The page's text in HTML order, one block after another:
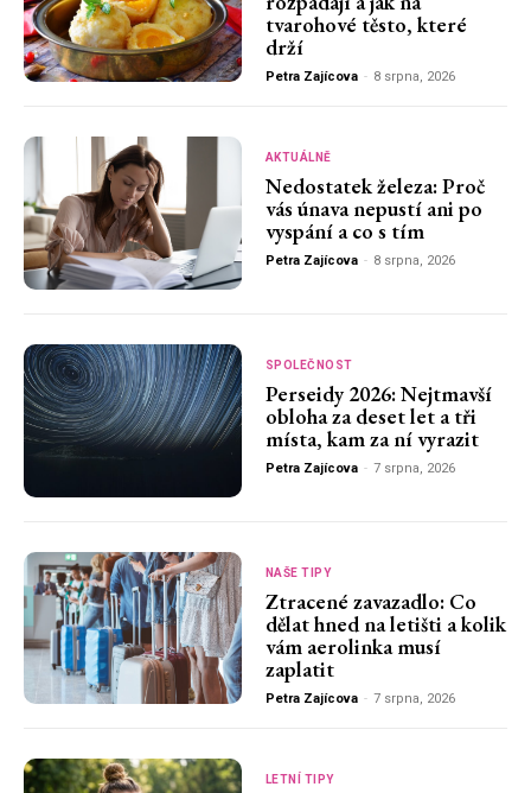
tvarohové těsto, které
drží
Petra Zajícova - 8 srpna, 2026
AKTUÁLNĚ
Nedostatek železa: Proč
vás únava nepustí ani po
vyspání a co s tím
Petra Zajícova - 8 srpna, 2026
SPOLEČNOST
Perseidy 2026: Nejtmavší
obloha za deset let a tři
místa, kam za ní vyrazit
Petra Zajícova - 7 srpna, 2026
NAŠE TIPY
Ztracené zavazadlo: Co
dělat hned na letišti a kolik
vám aerolinka musí
zaplatit
Petra Zajícova - 7 srpna, 2026
LETNÍ TIPY